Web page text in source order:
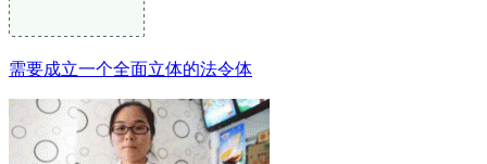
需要成立一个全面立体的法令体